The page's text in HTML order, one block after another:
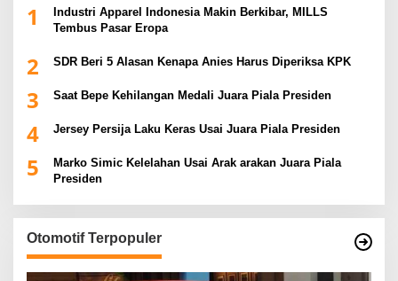
1
Industri Apparel Indonesia Makin Berkibar, MILLS
Tembus Pasar Eropa
2 SDR Beri 5 Alasan Kenapa Anies Harus Diperiksa KPK
3 Saat Bepe Kehilangan Medali Juara Piala Presiden
4 Jersey Persija Laku Keras Usai Juara Piala Presiden
5
Marko Simic Kelelahan Usai Arak arakan Juara Piala
Presiden
Otomotif Terpopuler